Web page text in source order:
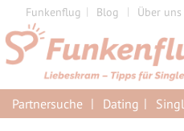
Zum
Inhalt
springen
Funkenflug Blog Über uns
Partnersuche Dating